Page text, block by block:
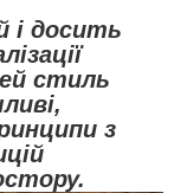
і досить
стиль
з